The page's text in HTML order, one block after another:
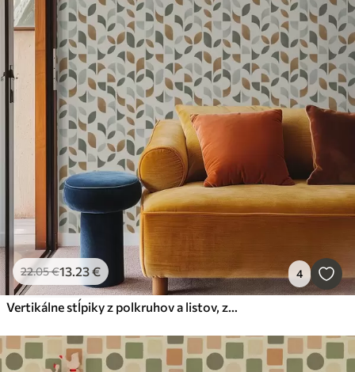
22.05€13.23€ 4
Vertikálne stĺpiky z polkruhov a listov, zelená terakota